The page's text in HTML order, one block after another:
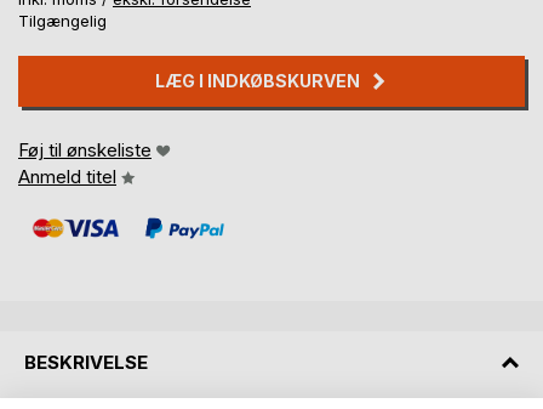
Tilgængelig
LÆG I INDKØBSKURVEN
Føj til ønskeliste
Anmeld titel
BESKRIVELSE